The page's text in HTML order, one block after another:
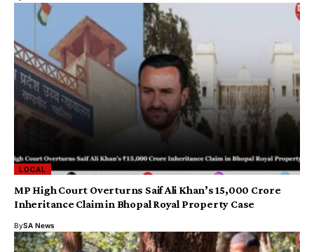
LOCAL
MP High Court Overturns Saif Ali Khan’s ₹15,000 Crore
Inheritance Claim in Bhopal Royal Property Case
BySA News